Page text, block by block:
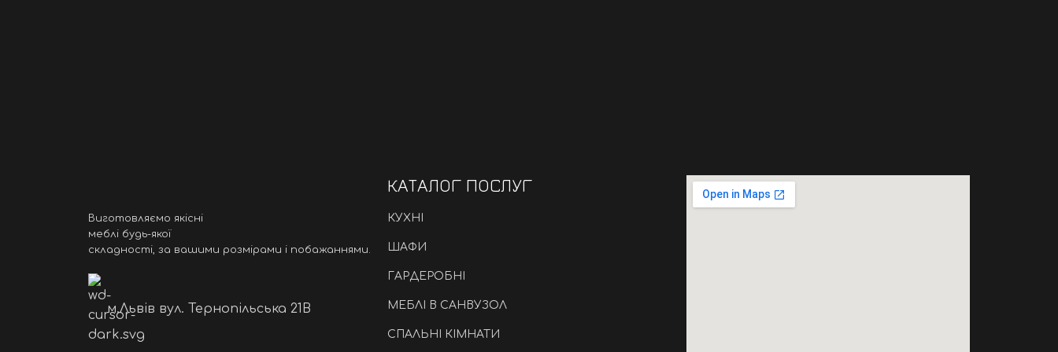
Виготовляємо якісні
меблі будь-якої
складності, за вашими розмірами і побажаннями.
м.Львів вул. Тернопільська 21B
КАТАЛОГ ПОСЛУГ
КУХНІ
ШАФИ
ГАРДЕРОБНІ
МЕБЛІ В САНВУЗОЛ
СПАЛЬНІ КІМНАТИ